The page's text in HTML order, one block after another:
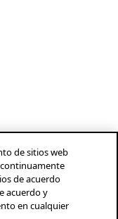
de sitios web
de acuerdo
acuerdo y
en cualquier